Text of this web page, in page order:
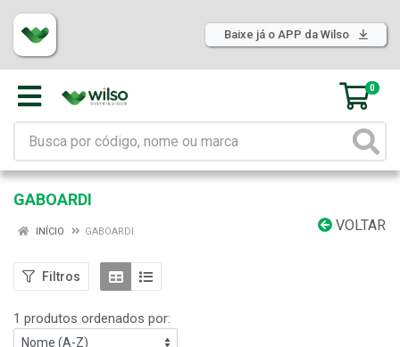
Baixe já o APP da Wilso
0
GABOARDI
VOLTAR
INÍCIO GABOARDI
Filtros
1 produtos ordenados por: